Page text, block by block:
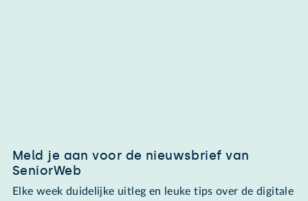
Meld je aan voor de nieuwsbrief van
SeniorWeb
Elke week duidelijke uitleg en leuke tips over de digitale